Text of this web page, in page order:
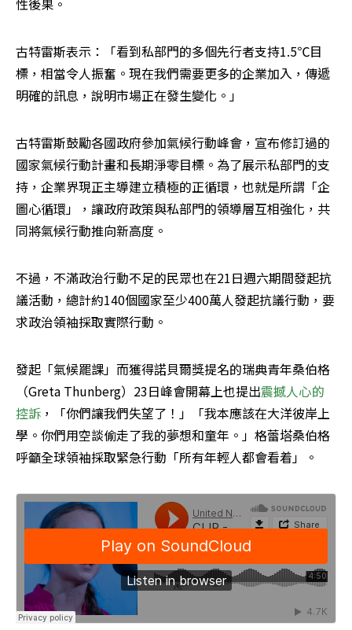
性後果。
古特雷斯表示：「看到私部門的多個先行者支持1.5℃目
標，相當令人振奮。現在我們需要更多的企業加入，傳遞
明確的訊息，說明市場正在發生變化。」
古特雷斯鼓勵各國政府參加氣候行動峰會，宣布修訂過的
國家氣候行動計畫和長期淨零目標。為了展示私部門的支
持，企業界現正主導建立積極的正循環，也就是所謂「企
圖心循環」，讓政府政策與私部門的領導層互相強化，共
同將氣候行動推向新高度。
不過，不滿政治行動不足的民眾也在21日週六期間發起抗
議活動，總計約140個國家至少400萬人發起抗議行動，要
求政治領袖採取實際行動。
發起「氣候罷課」而獲得諾貝爾獎提名的瑞典青年桑伯格
（Greta Thunberg）23日峰會開幕上也提出震撼人心的
控訴 ，「你們讓我們失望了！」「我本應該在大洋彼岸上
學。你們用空談偷走了我的夢想和童年。」格蕾塔桑伯格
呼籲全球領袖採取緊急行動「所有年輕人都會看着」。